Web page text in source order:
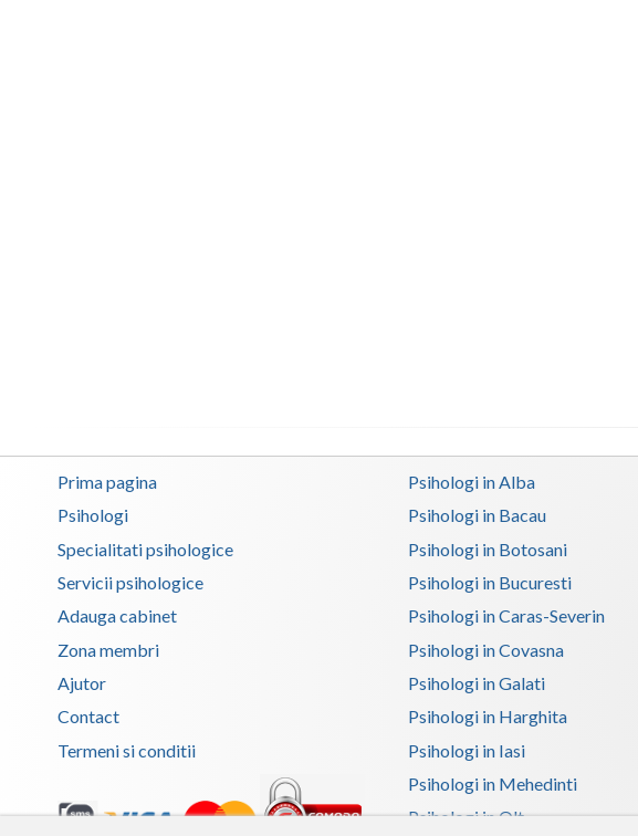
Prima pagina
Psihologi
Specialitati psihologice
Servicii psihologice
Adauga cabinet
Zona membri
Ajutor
Contact
Termeni si conditii
Psihologi in Alba
Psihologi in Bacau
Psihologi in Botosani
Psihologi in Bucuresti
Psihologi in Caras-Severin
Psihologi in Covasna
Psihologi in Galati
Psihologi in Harghita
Psihologi in Iasi
Psihologi in Mehedinti
Psihologi in Olt